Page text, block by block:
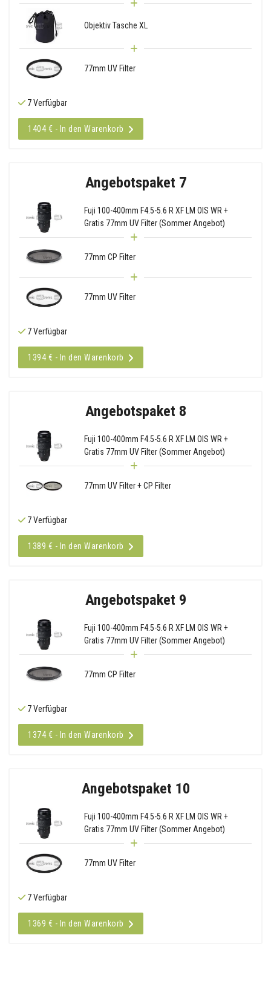
Objektiv Tasche XL
77mm UV Filter
7 Verfügbar
1404 € - In den Warenkorb
Angebotspaket 7
Fuji 100-400mm F4.5-5.6 R XF LM OIS WR +
Gratis 77mm UV Filter (Sommer Angebot)
77mm CP Filter
77mm UV Filter
7 Verfügbar
1394 € - In den Warenkorb
Angebotspaket 8
Fuji 100-400mm F4.5-5.6 R XF LM OIS WR +
Gratis 77mm UV Filter (Sommer Angebot)
77mm UV Filter + CP Filter
7 Verfügbar
1389 € - In den Warenkorb
Angebotspaket 9
Fuji 100-400mm F4.5-5.6 R XF LM OIS WR +
Gratis 77mm UV Filter (Sommer Angebot)
77mm CP Filter
7 Verfügbar
1374 € - In den Warenkorb
Angebotspaket 10
Fuji 100-400mm F4.5-5.6 R XF LM OIS WR +
Gratis 77mm UV Filter (Sommer Angebot)
77mm UV Filter
7 Verfügbar
1369 € - In den Warenkorb